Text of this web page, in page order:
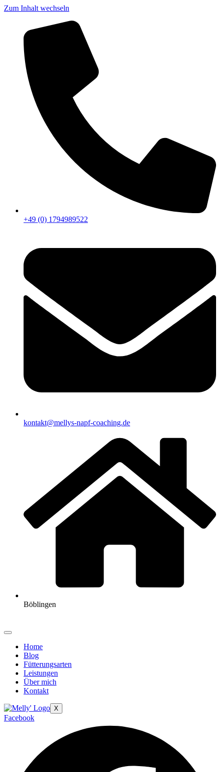
Zum Inhalt wechseln
+49 (0) 1794989522
kontakt@mellys-napf-coaching.de
Böblingen
Home
Blog
Fütterungsarten
Leistungen
Über mich
Kontakt
X
Facebook